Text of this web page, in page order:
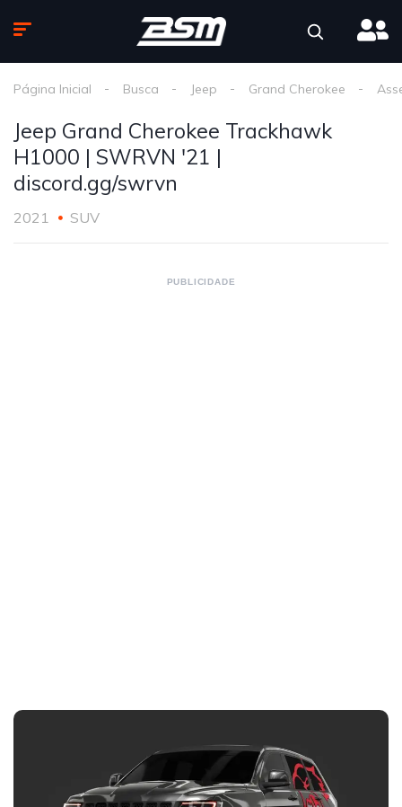
Página Inicial Busca Jeep Grand Cherokee
Jeep Grand Cherokee Trackhawk
H1000 | SWRVN '21 |
discord.gg/swrvn
2021 SUV
PUBLICIDADE